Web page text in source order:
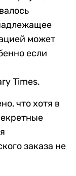
может
если
Times.
что хотя в
заказа не